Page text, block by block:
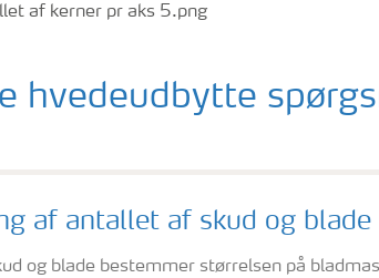
hvedeudbytte
af antallet af skud og blade
og blade bestemmer størrelsen på